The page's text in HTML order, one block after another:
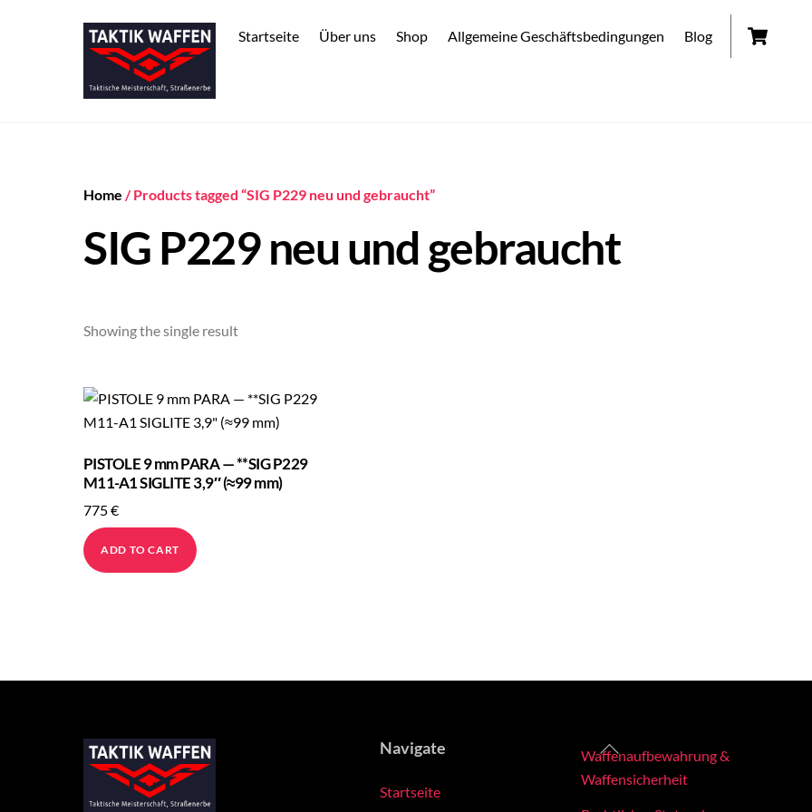
Startseite Über uns Shop Allgemeine Geschäftsbedingungen Blog
Home / Products tagged “SIG P229 neu und gebraucht”
SIG P229 neu und gebraucht
Showing the single result
PISTOLE 9 mm PARA — **SIG P229
M11-A1 SIGLITE 3,9″ (≈99 mm)
775€
ADD TO CART
Back
Navigate
Startseite
Waffenaufbewahrung &
Waffensicherheit